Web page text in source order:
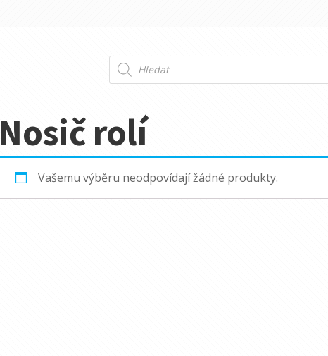
Products
search
Nosič rolí
Vašemu výběru neodpovídají žádné produkty.